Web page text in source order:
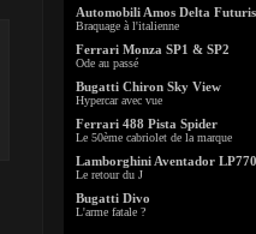
Automobili Amos Delta
Braquage à l'italienne
Ferrari Monza SP1 & SP2
Ode au passé
Bugatti Chiron Sky View
Hypercar avec vue
Ferrari 488 Pista Spider
Le 50ème cabriolet de la marque
Lamborghini Aventador
Le retour du J
Bugatti Divo
L'arme fatale ?